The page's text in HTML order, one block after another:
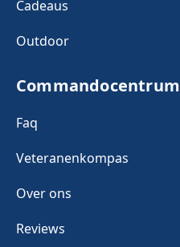
Cadeaus
Outdoor
Commandocentrum
Faq
Veteranenkompas
Over ons
Reviews